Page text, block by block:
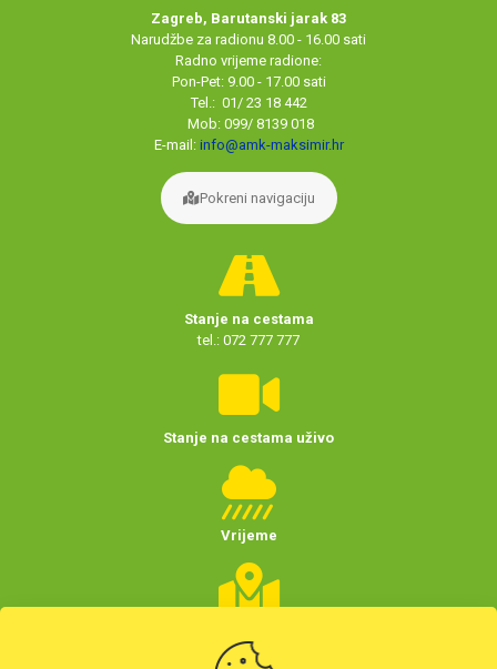
Zagreb, Barutanski jarak 83
Narudžbe za radionu 8.00 - 16.00 sati
Radno vrijeme radione:
Pon-Pet: 9.00 - 17.00 sati
Tel.: 01/ 23 18 442
Mob: 099/ 8139 018
E-mail: info@amk-maksimir.hr
Pokreni navigaciju
Stanje na cestama
tel.: 072 777 777
Stanje na cestama uživo
Vrijeme
(Hrvatske)